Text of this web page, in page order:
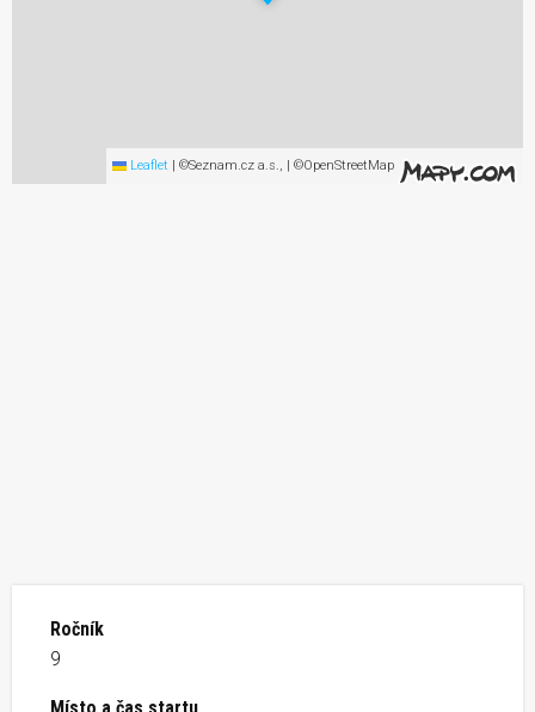
Leaflet | ©Seznam.cz a.s., | ©OpenStreetMap
Ročník
9
Místo a čas startu